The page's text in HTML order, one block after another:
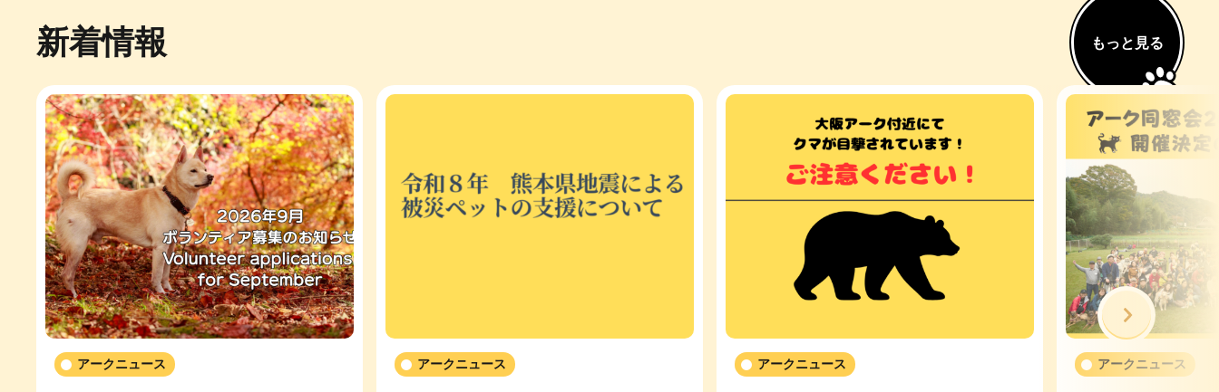
新着情報 もっと見る
アークニュース アークニュース アークニュース アークニュース
次へ